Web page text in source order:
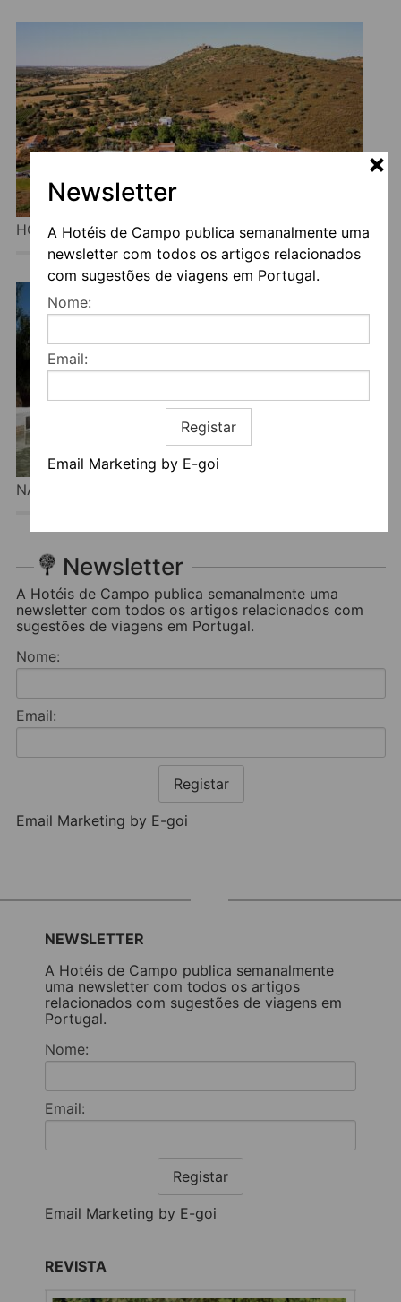
Newsletter
A Hotéis de Campo publica semanalmente uma
newsletter com todos os artigos relacionados
com sugestões de viagens em Portugal.
Nome:
Email:
Registar
Email Marketing by E-goi
HORTA DA MOURA
NATURE FOREST TOURISM
Newsletter
A Hotéis de Campo publica semanalmente uma
newsletter com todos os artigos relacionados com
sugestões de viagens em Portugal.
Nome:
Email:
Registar
Email Marketing by E-goi
NEWSLETTER
A Hotéis de Campo publica semanalmente
uma newsletter com todos os artigos
relacionados com sugestões de viagens em
Portugal.
Nome:
Email:
Registar
Email Marketing by E-goi
REVISTA